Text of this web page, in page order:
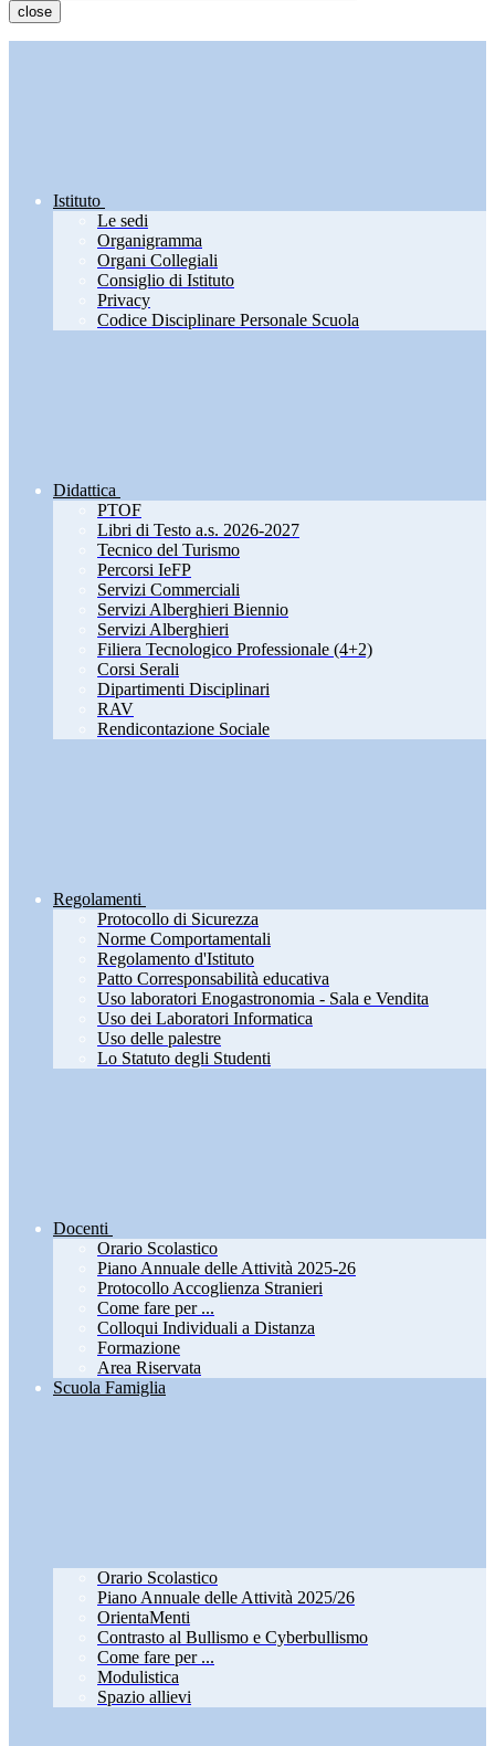
close
Istituto
Le sedi
Organigramma
Organi Collegiali
Consiglio di Istituto
Privacy
Codice Disciplinare Personale Scuola
Didattica
PTOF
Libri di Testo a.s. 2026-2027
Tecnico del Turismo
Percorsi IeFP
Servizi Commerciali
Servizi Alberghieri Biennio
Servizi Alberghieri
Filiera Tecnologico Professionale (4+2)
Corsi Serali
Dipartimenti Disciplinari
RAV
Rendicontazione Sociale
Regolamenti
Protocollo di Sicurezza
Norme Comportamentali
Regolamento d'Istituto
Patto Corresponsabilità educativa
Uso laboratori Enogastronomia - Sala e Vendita
Uso dei Laboratori Informatica
Uso delle palestre
Lo Statuto degli Studenti
Docenti
Orario Scolastico
Piano Annuale delle Attività 2025-26
Protocollo Accoglienza Stranieri
Come fare per ...
Colloqui Individuali a Distanza
Formazione
Area Riservata
Scuola Famiglia
Orario Scolastico
Piano Annuale delle Attività 2025/26
OrientaMenti
Contrasto al Bullismo e Cyberbullismo
Come fare per ...
Modulistica
Spazio allievi